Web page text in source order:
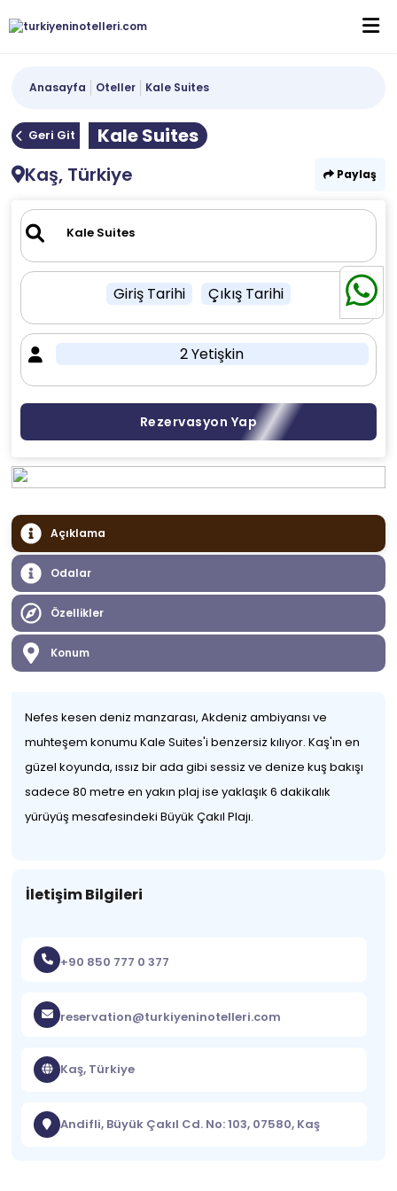
Anasayfa Oteller Kale Suites
Geri Git
Kale Suites
Kaş, Türkiye
Paylaş
Giriş Tarihi Çıkış Tarihi
2 Yetişkin
Rezervasyon Yap
Açıklama
Odalar
Özellikler
Konum
Nefes kesen deniz manzarası, Akdeniz ambiyansı ve
muhteşem konumu Kale Suites'i benzersiz kılıyor. Kaş'ın en
güzel koyunda, ıssız bir ada gibi sessiz ve denize kuş bakışı
sadece 80 metre en yakın plaj ise yaklaşık 6 dakikalık
yürüyüş mesafesindeki Büyük Çakıl Plajı.
İletişim Bilgileri
+90 850 777 0 377
reservation@turkiyeninotelleri.com
Kaş, Türkiye
Andifli, Büyük Çakıl Cd. No: 103, 07580, Kaş